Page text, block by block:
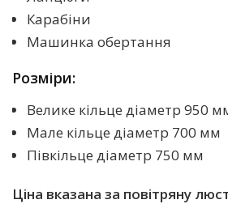
Карабіни
Машинка обертання
Розміри:
Велике кільце діаметр 950
Мале кільце діаметр 700 мм
Півкільце діаметр 750 мм
Ціна вказана за повітряну